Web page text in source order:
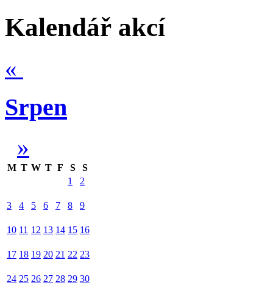
Kalendář akcí
«
Srpen
»
M T W T F S
S
1
2
3 4 5 6 7 8 9
10 11 12 13 14 15 16
17 18 19 20 21 22 23
24 25 26 27 28 29 30